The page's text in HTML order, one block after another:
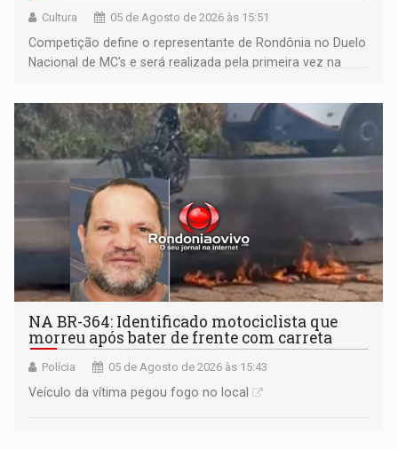
Cultura 05 de Agosto de 2026 às 15:51
Competição define o representante de Rondônia no Duelo
Nacional de MC's e será realizada pela primeira vez na
NA BR-364: Identificado motociclista que
morreu após bater de frente com carreta
Polícia 05 de Agosto de 2026 às 15:43
Veículo da vítima pegou fogo no local